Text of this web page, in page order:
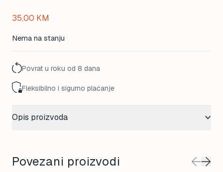
35,00 KM
Nema na stanju
Povrat u roku od 8 dana
Fleksibilno i sigurno plaćanje
Opis proizvoda
Povezani proizvodi